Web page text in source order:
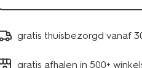
gratis thuisbezorgd vanaf
gratis afhalen in 500+